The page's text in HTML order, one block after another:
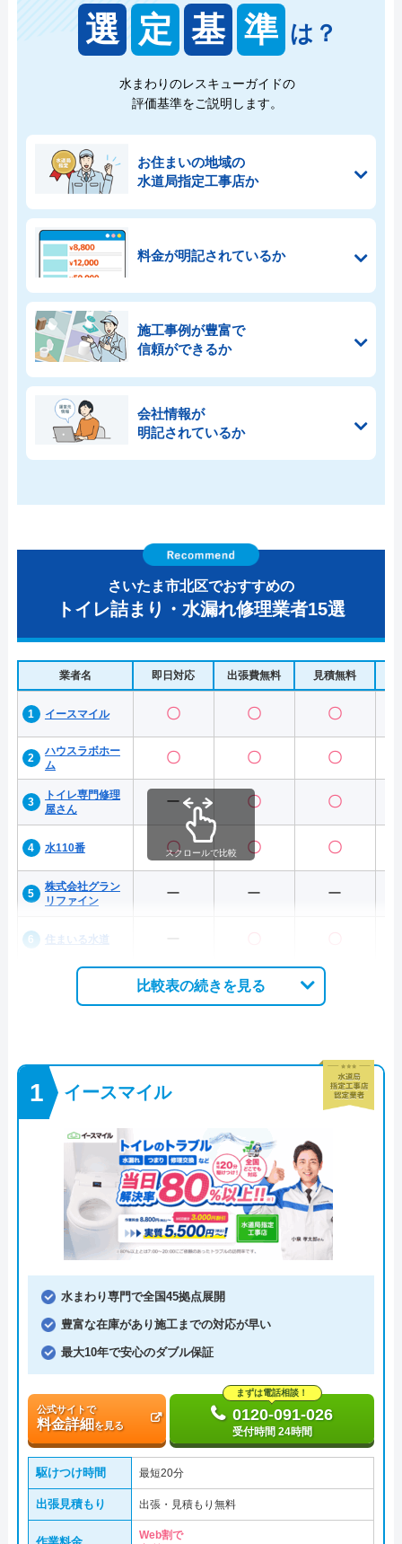
選 定 基 準 は？
水まわりのレスキューガイドの
評価基準をご説明します。
お住まいの地域の
水道局指定工事店か
料金が明記されているか
施工事例が豊富で
信頼ができるか
会社情報が
明記されているか
さいたま市北区でおすすめの
トイレ詰まり・水漏れ修理業者15選
業者名 即日対応 出張費無料 見積無料
イースマイル 〇 〇 〇
ハウスラボホー
ム
〇 〇 〇
トイレ専門修理
屋さん
ー 〇 〇
水110番 〇 〇 〇
株式会社グラン
リファイン
ー ー ー
住まいる水道
スクロールで比較
比較表の続きを見る
イースマイル
水まわり専門で全国45拠点展開
豊富な在庫があり施工までの対応が早い
最大10年で安心のダブル保証
公式サイトで
料金詳細 を見る
まずは電話相談！
0120-091-026
受付時間 24時間
駆けつけ時間 最短20分
出張見積もり 出張・見積もり無料
Web割で